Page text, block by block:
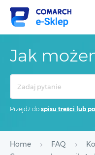
Jak
Przejdź do spisu treści lub
Home FAQ